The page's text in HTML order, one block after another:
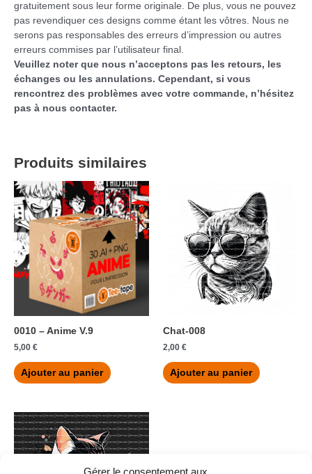
Gérer le consentement aux
gratuitement sous leur forme originale. De plus, vous ne pouvez
pas revendiquer ces designs comme étant les vôtres. Nous ne
serons pas responsables des erreurs d’impression ou autres
erreurs commises par l’utilisateur final.
Veuillez noter que nous n’acceptons pas les retours, les
échanges ou les annulations. Cependant, si vous
rencontrez des problèmes avec votre commande, n’hésitez
pas à nous contacter.
Produits similaires
0010 – Anime V.9
5,00 €
Ajouter au panier
Chat-008
2,00 €
Ajouter au panier